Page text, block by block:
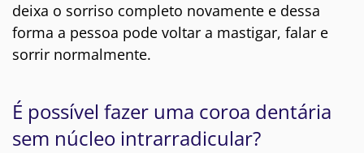
deixa o sorriso completo novamente e dessa
forma a pessoa pode voltar a mastigar, falar e
sorrir normalmente.
É possível fazer uma coroa dentária
sem núcleo intrarradicular?